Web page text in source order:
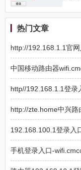
热门文章
http://192.168.1.1官
中国移动路由器
http//192.168.1.1登录
http://zte.home中兴路
192.168.100.1登录入
手机登录入口-